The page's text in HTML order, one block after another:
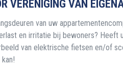
VERENIGING VAN
van uw
en irritatie bij bewoners? Heeft
van elektrische fietsen en/of